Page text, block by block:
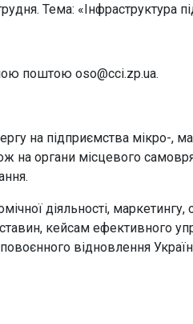
Тема: «Інфраструктура
поштою oso@cci.zp.ua.
на підприємства мікро-,
на органи місцевого
діяльності,
кейсам ефективного
відновлення